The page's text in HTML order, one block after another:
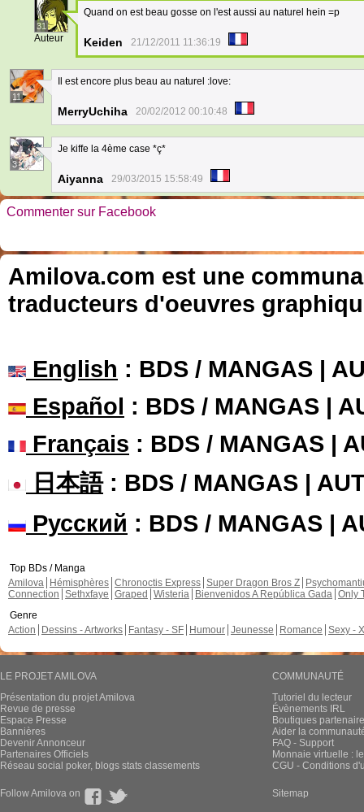
31
Auteur
Quand on est beau gosse on l'est aussi au naturel hein =p
Keiden 21/12/2011 11:36:19
11
Il est encore plus beau au naturel :love:
MerryUchiha 20/02/2012 00:10:48
3
Je kiffe la 4ème case *ç*
Aiyanna 29/03/2015 15:58:49
Commenter sur Facebook
Amilova.com est une
traducteurs d'oeuvres
English : BDS / MANGAS |
Español : BDS / MANGAS |
Français : BDS / MANGAS |
日本語: BDS / MANGAS |
Русский : BDS / MANGAS |
Top BDs / Manga
Amilova
Hémisphères Chronoctis Express Super Dragon Bros Z
Connection Sethxfaye Graped Wisteria Bienvenidos A República Gada Only
Genre
Action
Dessins - Artworks Fantasy - SF Humour Jeunesse Romance Sexy -
LE PROJET AMILOVA
Présentation du projet Amilova
Revue de presse
Espace Presse
Bannières
Devenir Annonceur
Partenaires Officiels
Réseau social poker, blogs stats classements
COMMUNAUTÉ
Tutoriel du lecteur
Évènements IRL
Boutiques
Aider la
FAQ - Support
Monnaie virtuelle :
CGU - Conditions
Follow Amilova on Sitemap